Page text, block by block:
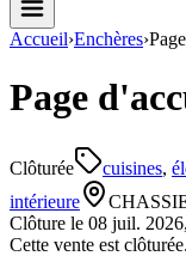
Accueil›Enchères›
Page
Clôturée cuisines,
intérieure
Clôture le 08 juil.
Cette vente est clôturée.